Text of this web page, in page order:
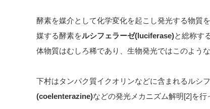
酵素を媒介として化学変化を起こし発光する物質を
媒する酵素をルシフェラーゼ(luciferase)と総称す
体物質はむしろ稀であり、生物発光ではこのよう
下村はタンパク質イクオリンなどに含まれるルシフ
(coelenterazine)などの発光メカニズム解明[2]を行